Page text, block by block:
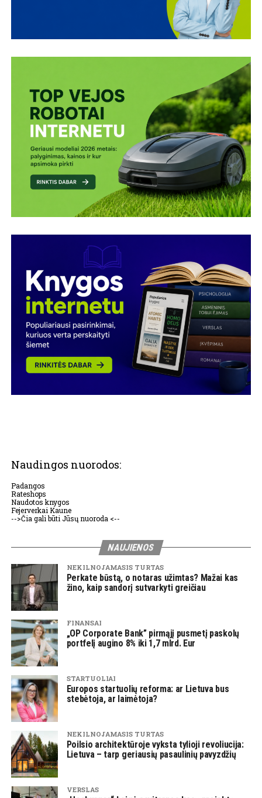
Naudingos nuorodos:
Padangos
Rateshops
Naudotos knygos
Fejerverkai Kaune
-->Čia gali būti Jūsų nuoroda <--
NAUJIENOS
NEKILNOJAMASIS TURTAS
Perkate būstą, o notaras užimtas? Mažai kas
žino, kaip sandorį sutvarkyti greičiau
FINANSAI
„OP Corporate Bank” pirmąjį pusmetį paskolų
portfelį augino 8% iki 1,7 mlrd. Eur
STARTUOLIAI
Europos startuolių reforma: ar Lietuva bus
stebėtoja, ar laimėtoja?
NEKILNOJAMASIS TURTAS
Poilsio architektūroje vyksta tylioji revoliucija:
Lietuva – tarp geriausių pasaulinių pavyzdžių
VERSLAS